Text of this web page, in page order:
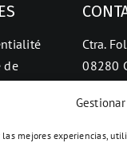
las mejores experiencias,
de
Ctra.
08280